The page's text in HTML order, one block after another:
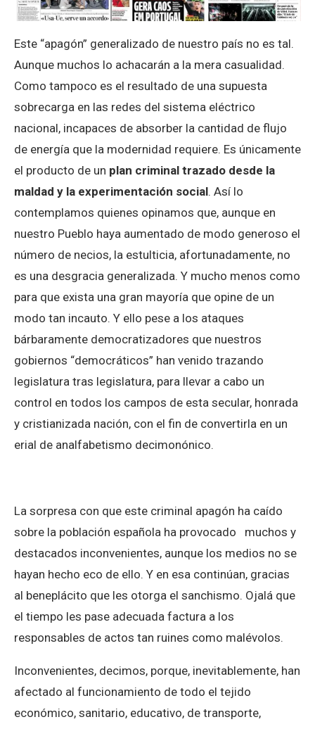
Este “apagón” generalizado de nuestro país no es tal.
Aunque muchos lo achacarán a la mera casualidad.
Como tampoco es el resultado de una supuesta
sobrecarga en las redes del sistema eléctrico
nacional, incapaces de absorber la cantidad de flujo
de energía que la modernidad requiere. Es únicamente
el producto de un plan criminal trazado desde la
maldad y la experimentación social. Así lo
contemplamos quienes opinamos que, aunque en
nuestro Pueblo haya aumentado de modo generoso el
número de necios, la estulticia, afortunadamente, no
es una desgracia generalizada. Y mucho menos como
para que exista una gran mayoría que opine de un
modo tan incauto. Y ello pese a los ataques
bárbaramente democratizadores que nuestros
gobiernos “democráticos” han venido trazando
legislatura tras legislatura, para llevar a cabo un
control en todos los campos de esta secular, honrada
y cristianizada nación, con el fin de convertirla en un
erial de analfabetismo decimonónico.
La sorpresa con que este criminal apagón ha caído
sobre la población española ha provocado muchos y
destacados inconvenientes, aunque los medios no se
hayan hecho eco de ello. Y en esa continúan, gracias
al beneplácito que les otorga el sanchismo. Ojalá que
el tiempo les pase adecuada factura a los
responsables de actos tan ruines como malévolos.
Inconvenientes, decimos, porque, inevitablemente, han
afectado al funcionamiento de todo el tejido
económico, sanitario, educativo, de transporte,